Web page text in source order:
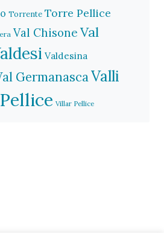
Torrente Torre Pellice
Val Chisone Val
Valdesina
GermanascaValli
Villar Pellice